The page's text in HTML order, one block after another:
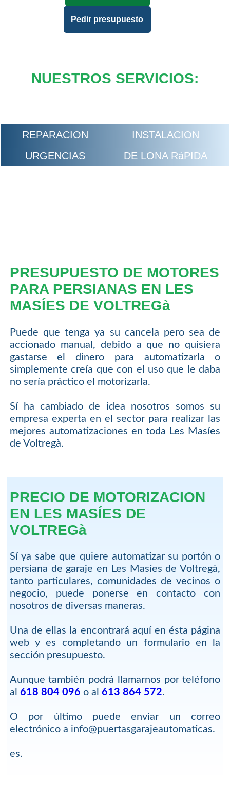
Pedir presupuesto
NUESTROS SERVICIOS:
REPARACION
INSTALACION
URGENCIAS
DE LONA RáPIDA
PRESUPUESTO DE MOTORES
PARA PERSIANAS EN LES
MASÍES DE VOLTREGà
Puede que tenga ya su cancela pero sea de
accionado manual, debido a que no quisiera
gastarse el dinero para automatizarla o
simplemente creía que con el uso que le daba
no sería práctico el motorizarla.
Sí ha cambiado de idea nosotros somos su
empresa experta en el sector para realizar las
mejores automatizaciones en toda Les Masíes
de Voltregà.
PRECIO DE MOTORIZACION
EN LES MASÍES DE
VOLTREGà
Sí ya sabe que quiere automatizar su portón o
persiana de garaje en Les Masíes de Voltregà,
tanto particulares, comunidades de vecinos o
negocio, puede ponerse en contacto con
nosotros de diversas maneras.
Una de ellas la encontrará aquí en ésta página
web y es completando un formulario en la
sección presupuesto.
Aunque también podrá llamarnos por teléfono
al 618 804 096 o al 613 864 572.
O por último puede enviar un correo
electrónico a info@puertasgarajeautomaticas.
es.